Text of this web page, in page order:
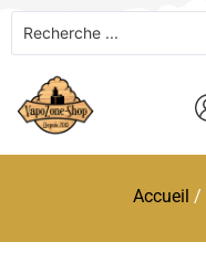
Accueil /